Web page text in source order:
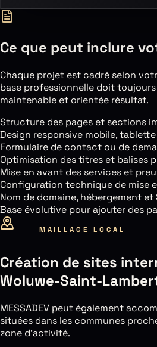
Ce que peut inclure
Chaque projet est cadré selon
base professionnelle doit
maintenable et orientée résultat.
Structure des pages et sections
Design responsive mobile,
Formulaire de contact ou de
Optimisation des titres et balises
Mise en avant des services et
Configuration technique de mise
Nom de domaine, hébergement et
Base évolutive pour ajouter des
MAILLAGE LOCAL
Création de sites
Woluwe-Saint-
MESSADEV peut également
situées dans les communes
zone d’activité.